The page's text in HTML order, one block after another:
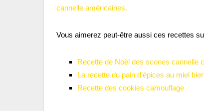
cannelle américaines.
Vous aimerez peut-être aussi ces recettes
Recette de Noël des scones cannelle
La recette du pain d’épices au miel
Recette des cookies camouflage